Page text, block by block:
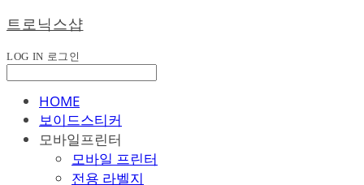
트로닉스샵
LOG IN 로그인
HOME
보이드스티커
모바일프린터
모바일 프린터
전용 라벨지